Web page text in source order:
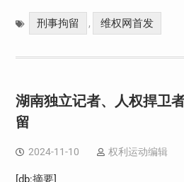
刑事拘留 , 维权网首发
湖南独立记者、人权捍卫
留
2024-11-10 权利运动编辑
[db:摘要]